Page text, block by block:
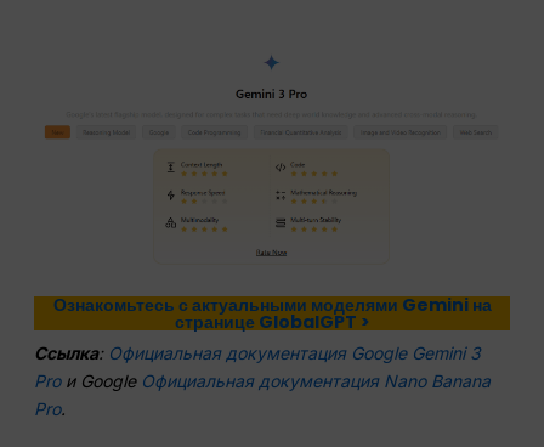
Ознакомьтесь с актуальными моделями Gemini на
странице GlobalGPT >
Ссылка: Официальная документация Google Gemini 3
Proи Google Официальная документация Nano Banana
Pro.